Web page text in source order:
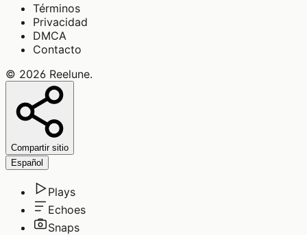
Términos
Privacidad
DMCA
Contacto
© 2026 Reelune.
Compartir sitio
Español
Plays
Echoes
Snaps